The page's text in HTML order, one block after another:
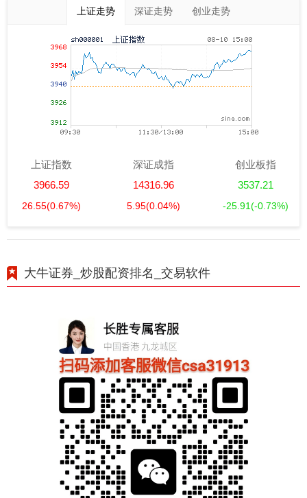
上证走势 深证走势 创业走势
上证指数
3966.59
26.55(0.67%)
深证成指
14316.96
5.95(0.04%)
创业板指
3537.21
-25.91(-0.73%)
大牛证券_炒股配资排名_交易软件